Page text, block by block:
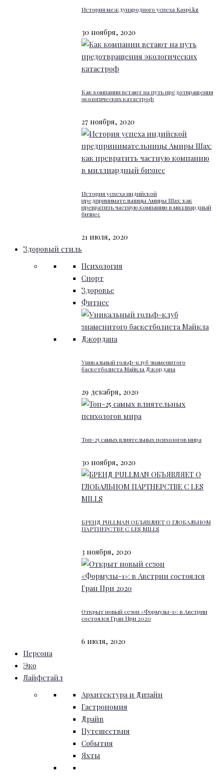
История международного успеха Kaspi.kz
30 ноября, 2020
Как компании встают на путь предотвращения
экологических катастроф
27 ноября, 2020
История успеха индийской
предпринимательницы Амиры Шах: как
превратить частную компанию в миллиардный
бизнес
21 июля, 2020
Здоровый стиль
Психология
Спорт
Здоровье
Фитнес
Уникальный гольф-клуб знаменитого
баскетболиста Майкла Джордана
29 декабря, 2020
Топ-25 самых влиятельных психологов мира
30 ноября, 2020
БРЕНД PULLMAN ОБЪЯВЛЯЕТ О ГЛОБАЛЬНОМ
ПАРТНЕРСТВЕ С LES MILLS
3 ноября, 2020
Открыт новый сезон «Формулы-1»: в Австрии
состоялся Гран При 2020
6 июля, 2020
Персона
Эко
Лайфстайл
Архитектура и Дизайн
Гастрономия
Драйв
Путешествия
События
Яхты